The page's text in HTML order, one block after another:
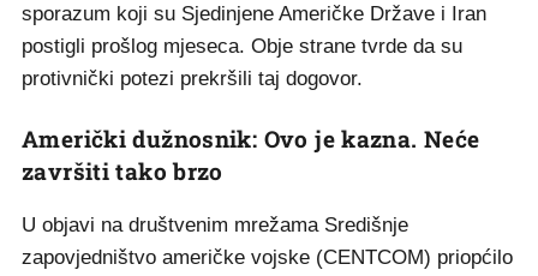
sporazum koji su Sjedinjene Američke Države i Iran
postigli prošlog mjeseca. Obje strane tvrde da su
protivnički potezi prekršili taj dogovor.
Američki dužnosnik: Ovo je kazna. Neće
završiti tako brzo
U objavi na društvenim mrežama Središnje
zapovjedništvo američke vojske (CENTCOM) priopćilo